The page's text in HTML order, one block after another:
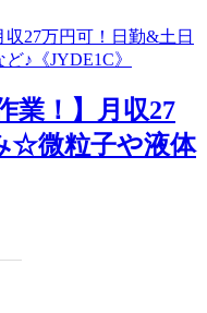
業！】月収27
☆微粒子や液体